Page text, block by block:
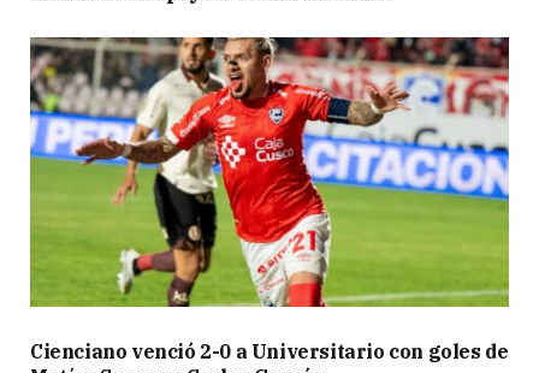
Cienciano venció 2-0 a Universitario con goles de